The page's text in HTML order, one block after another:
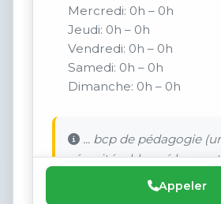
Mercredi: 0h – 0h
Jeudi: 0h – 0h
Vendredi: 0h – 0h
Samedi: 0h – 0h
Dimanche: 0h – 0h
... bcp de pédagogie
sécurité a bloqué le
Appeler